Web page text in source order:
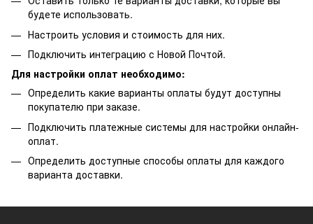
будете использовать.
Настроить условия и стоимость для них.
Подключить интеграцию с Новой Почтой.
Для настройки оплат необходимо:
Определить какие варианты оплаты будут доступны
покупателю при заказе.
Подключить платежные системы для настройки онлайн-
оплат.
Определить доступные способы оплаты для каждого
варианта доставки.